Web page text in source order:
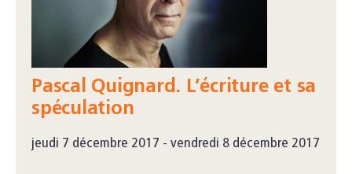
Pascal Quignard. L’écriture et sa
spéculation
jeudi 7 décembre 2017 - vendredi 8 décembre 2017